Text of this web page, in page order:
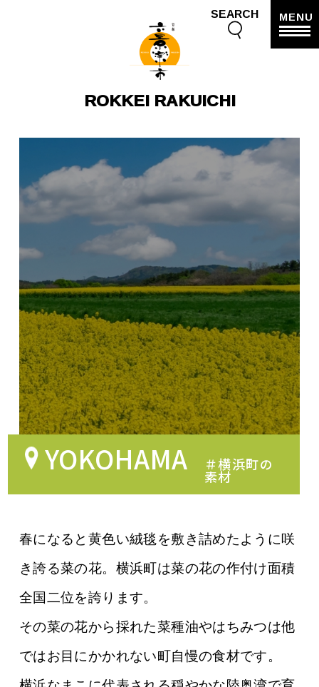
ROKKEI RAKUICHI
SEARCH MENU
YOKOHAMA ＃横浜町の
素材
春になると黄色い絨毯を敷き詰めたように咲
き誇る菜の花。横浜町は菜の花の作付け面積
全国二位を誇ります。
その菜の花から採れた菜種油やはちみつは他
ではお目にかかれない町自慢の食材です。